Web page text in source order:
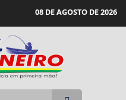
08 DE AGOSTO DE 2026